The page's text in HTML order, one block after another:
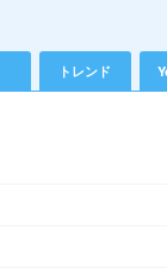
トレンド